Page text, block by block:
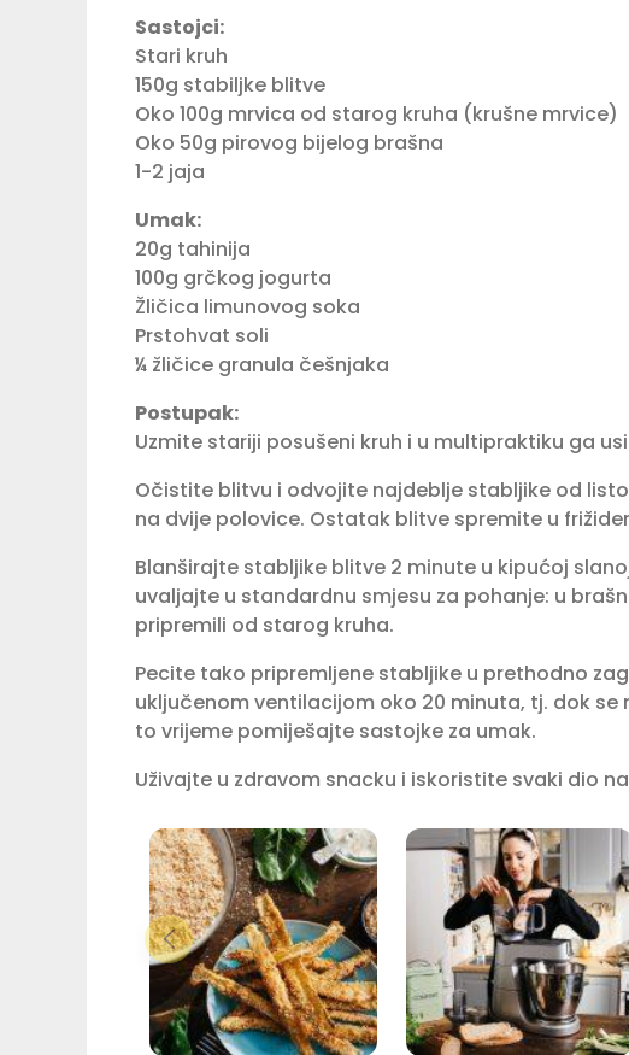
Sastojci:⁣
Stari kruh ⁣
150g stabiljke blitve⁣
Oko 100g mrvica od starog kruha (krušne mrvice)⁣
Oko 50g pirovog bijelog brašna⁣
1-2 jaja⁣
Umak:⁣
20g tahinija⁣
100g grčkog jogurta⁣
Žličica limunovog soka⁣
Prstohvat soli⁣
¼ žličice granula češnjaka⁣
Postupak:⁣⁣
Uzmite stariji posušeni kruh i u multipraktiku ga
Očistite blitvu i odvojite najdeblje stabljike od
na dvije polovice. Ostatak blitve spremite u
Blanširajte stabljike blitve 2 minute u kipućoj
uvaljajte u standardnu smjesu za pohanje: u
pripremili od starog kruha.⁣
Pecite tako pripremljene stabljike u prethodno
uključenom ventilacijom oko 20 minuta, tj. dok
to vrijeme pomiješajte sastojke za umak.⁣
Uživajte u zdravom snacku i iskoristite svaki dio